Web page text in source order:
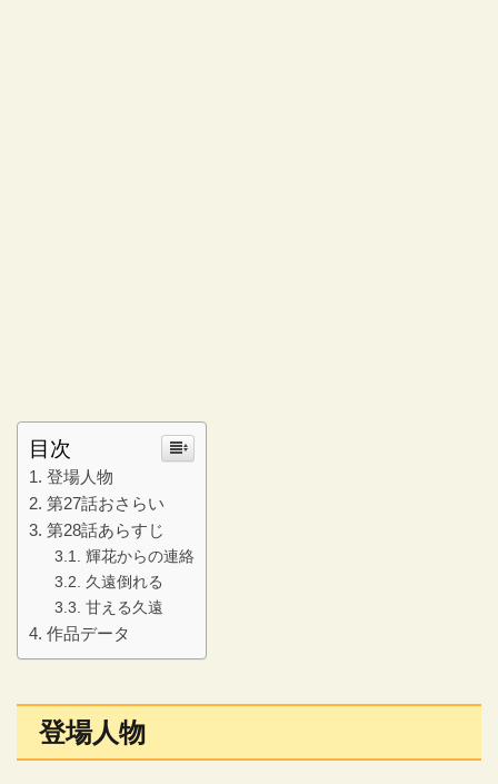
目次
登場人物
第27話おさらい
第28話あらすじ
輝花からの連絡
久遠倒れる
甘える久遠
作品データ
登場人物